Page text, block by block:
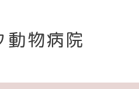
動物病院